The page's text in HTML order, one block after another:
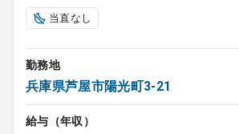
当直なし
勤務地
兵庫県芦屋市陽光町3-21
給与（年収）